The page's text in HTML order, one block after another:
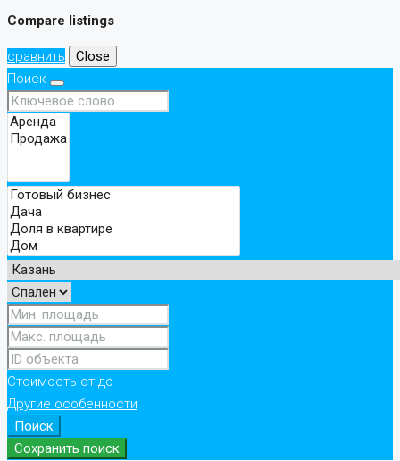
Compare listings
сравнить
Close
Поиск
Стоимость от до
Другие особенности
Поиск
Сохранить поиск